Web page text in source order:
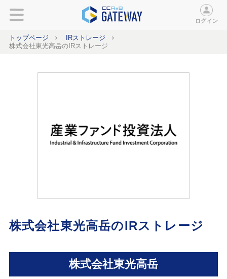
ログイン
トップページ
IRストレージ
株式会社東光高岳のIRストレージ
株式会社東光高岳のIRストレージ
株式会社東光高岳